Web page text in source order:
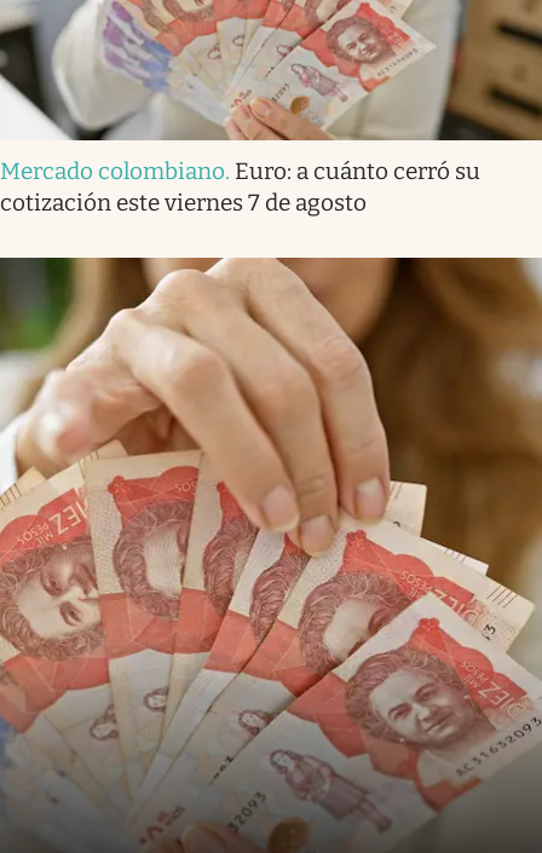
Mercado colombiano. Euro: a cuánto cerró su
cotización este viernes 7 de agosto